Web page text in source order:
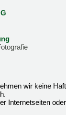
wir keine
Internetseiten